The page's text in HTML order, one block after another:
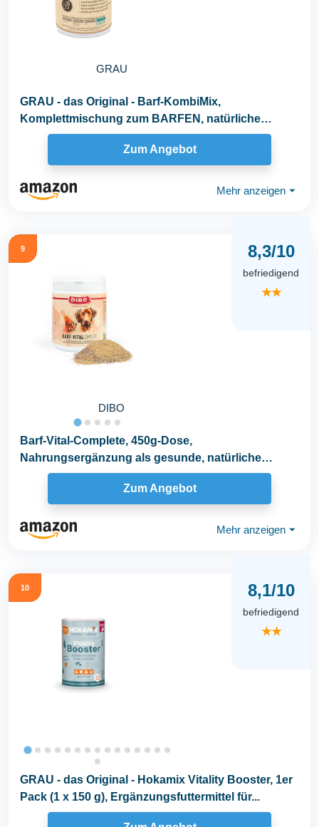
GRAU
GRAU - das Original - Barf-KombiMix,
Komplettmischung zum BARFEN, natürliche
Rundumversorgung, 1er...
Zum Angebot
Mehr anzeigen ⏷
9
DIBO
8,3/10
befriedigend
★★
Barf-Vital-Complete, 450g-Dose,
Nahrungsergänzung als gesunde, natürliche
Ernährung für Hunde...
Zum Angebot
Mehr anzeigen ⏷
10 8,1/10
befriedigend
★★
GRAU - das Original - Hokamix Vitality Booster, 1er
Pack (1 x 150 g), Ergänzungsfuttermittel für...